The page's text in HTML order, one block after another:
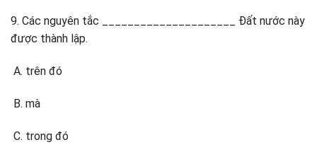
9. Các nguyên tắc _____________________ Đất nước này
được thành lập.
trên đó
mà
trong đó